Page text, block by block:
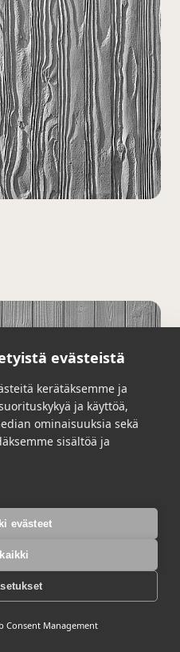
evästeistä
kerätäksemme ja
ja käyttöä,
ominaisuuksia sekä
sisältöä ja
evästeet
Consent Management